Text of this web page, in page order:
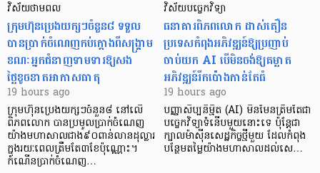
វិស័យថាមពល
ក្រុមហ៊ុនប្រេងយក្សៗចំនួន៨ ទទួល
បានប្រាក់ចំណេញកប់ក្តោងពីសង្គ្រាម
ខណៈអ្នកជំនាញទាមទារឱ្យសង
ថ្លៃខូចខាតអាកាសធាតុ
19 hours ago
ក្រុមហ៊ុនប្រេងយក្សៗចំនួន៨ នៅលើ
ពិភពលោក បានប្រមូលប្រាក់ចំណេញ
យ៉ាងមហាសាលជាង៩០ពាន់លានដុល្លារ
ក្នុងរយៈពេលត្រឹមតែ៣ខែប៉ុណ្ណោះ។
កំណើនប្រាក់ចំណេញ…
វិស័យបច្ចេកវិទ្យា
ធនាគារពិភពលោក ដាស់តឿន
ប្រទេសកំពុងអភិវឌ្ឍន៍ឱ្យប្រញាប់
ចាប់យក AI បើមិនចង់ឱ្យគម្លាត
អភិវឌ្ឍន៍រីកប៉ោងកាន់តែធំ
19 hours ago
បញ្ញាសិប្បនិម្មិត (AI) មិនមែនត្រឹមតែជា
បច្ចេកវិទ្យាទំនើបមួយនោះទេ ប៉ុន្តែជា
ក្បាលម៉ាស៊ីនសេដ្ឋកិច្ចថ្មីមួយ ដែលកំពុង
បន្ថែមតម្លៃយ៉ាងមហាសាលដល់សេ…